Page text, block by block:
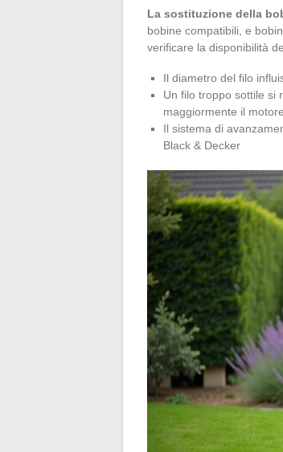
La sostituzione della
bobine compatibili, e
verificare la disponibilità
Il diametro del filo
Un filo troppo sottile si
maggiormente il motore
Il sistema di
Black & Decker